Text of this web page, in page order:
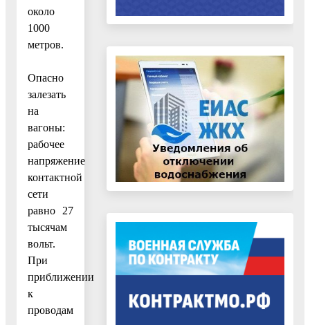
около
1000
метров.
Опасно
залезать
на
вагоны:
рабочее
напряжение
контактной
сети
равно 27
тысячам
вольт.
При
приближении
к
проводам